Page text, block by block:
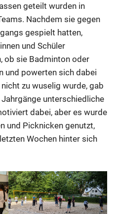
geteilt wurden in
Nachdem sie gegen
gespielt hatten,
und Schüler
ob sie Badminton oder
und powerten sich dabei
zu wuselig wurde, gab
unterschiedliche
dabei, aber es wurde
und Picknicken genutzt,
Wochen hinter sich